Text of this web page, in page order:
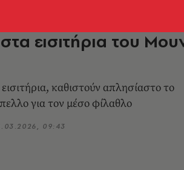
οι φίλαθλοι με
εισιτήρια του
καθιστούν απλησίαστο το
για τον μέσο φίλαθλο
09:43